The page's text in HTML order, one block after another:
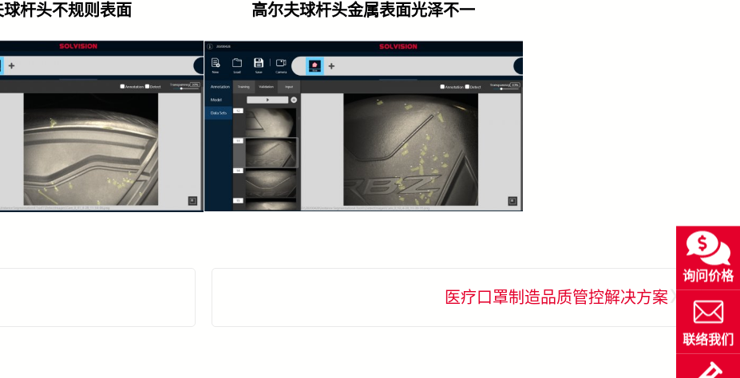
球杆头不规则表面 高尔夫球杆头金属表面光泽不一
»
医疗口罩制造品质管控解决方案
询问价格
联络我们